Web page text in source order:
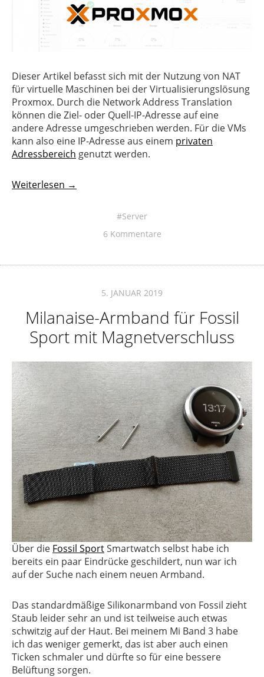
Dieser Artikel befasst sich mit der Nutzung von NAT
für virtuelle Maschinen bei der Virtualisierungslösung
Proxmox. Durch die Network Address Translation
können die Ziel- oder Quell-IP-Adresse auf eine
andere Adresse umgeschrieben werden. Für die VMs
kann also eine IP-Adresse aus einem privaten
Adressbereich genutzt werden.
Weiterlesen →
Server
6 Kommentare
5. JANUAR 2019
Milanaise-Armband für Fossil
Sport mit Magnetverschluss
Über die Fossil SportSmartwatch selbst habe ich
bereits ein paar Eindrücke geschildert, nun war ich
auf der Suche nach einem neuen Armband.
Das standardmäßige Silikonarmband von Fossil zieht
Staub leider sehr an und ist teilweise auch etwas
schwitzig auf der Haut. Bei meinem Mi Band 3 habe
ich das weniger gemerkt, das ist aber auch einen
Ticken schmaler und dürfte so für eine bessere
Belüftung sorgen.